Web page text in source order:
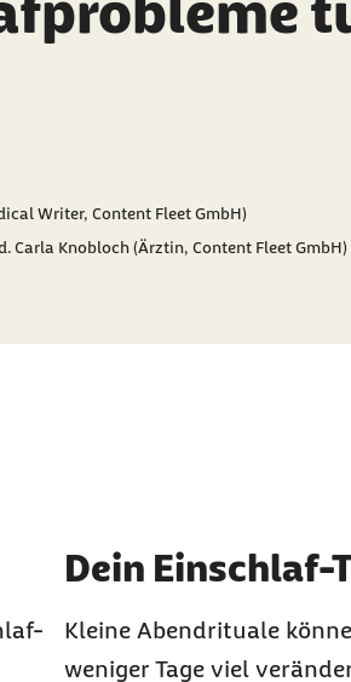
Writer, Content Fleet GmbH)
Carla Knobloch (Ärztin, Content Fleet GmbH)
Element 3 von 3
Dein Einschlaf-
Kleine Abendrituale
weniger Tage viel